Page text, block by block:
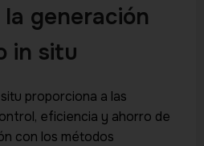
generación
in situ
proporciona a las
eficiencia y ahorro de
con los métodos